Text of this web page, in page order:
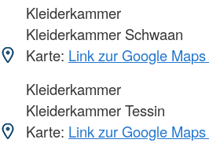
Kleiderkammer
Kleiderkammer Schwaan
Karte: Link zur Google
Kleiderkammer
Kleiderkammer Tessin
Karte: Link zur Google